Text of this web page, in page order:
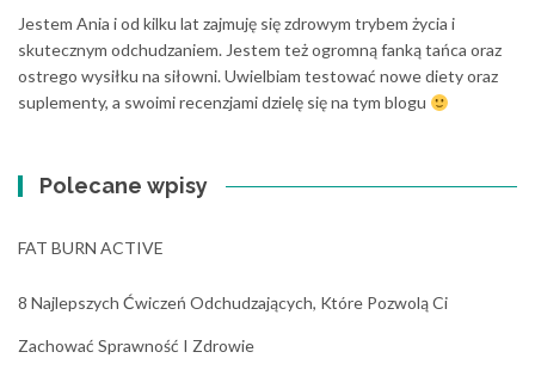
Jestem Ania i od kilku lat zajmuję się zdrowym trybem życia i
skutecznym odchudzaniem. Jestem też ogromną fanką tańca oraz
ostrego wysiłku na siłowni. Uwielbiam testować nowe diety oraz
suplementy, a swoimi recenzjami dzielę się na tym blogu
Polecane wpisy
FAT BURN ACTIVE
8 Najlepszych Ćwiczeń Odchudzających, Które Pozwolą Ci
Zachować Sprawność I Zdrowie